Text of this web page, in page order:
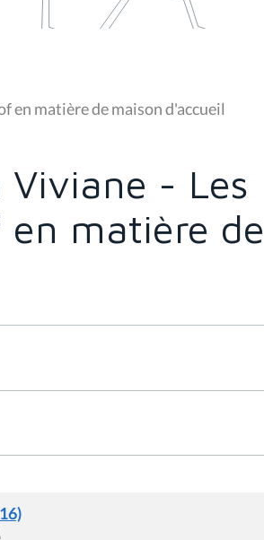
en matière de maison d'accueil
Viviane - Les
en matière de